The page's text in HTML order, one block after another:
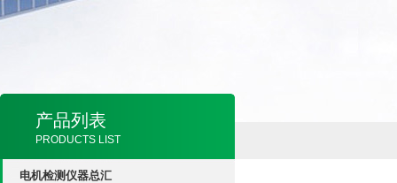
产品列表
PRODUCTS LIST
电机检测仪器总汇